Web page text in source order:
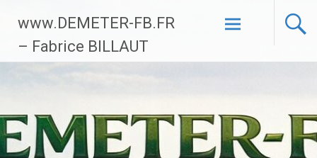
contenu
principal
www.DEMETER-FB.FR
– Fabrice BILLAUT